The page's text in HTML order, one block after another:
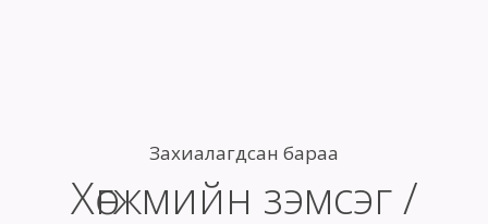
Захиалагдсан бараа
Хөгжмийн зэмсэг /